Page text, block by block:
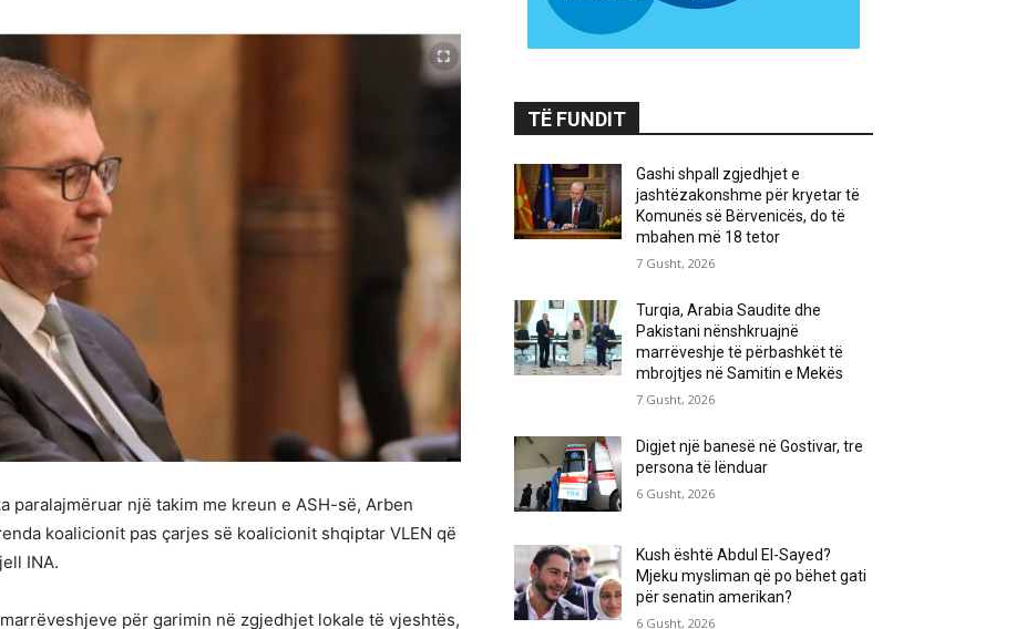
paralajmëruar një takim me kreun e ASH-së, Arben
koalicionit pas çarjes së koalicionit shqiptar VLEN që
INA.
për garimin në zgjedhjet lokale të vjeshtës,
TË FUNDIT
Gashi shpall zgjedhjet e
jashtëzakonshme për kryetar të
Komunës së Bërvenicës, do të
mbahen më 18 tetor
7 Gusht, 2026
Turqia, Arabia Saudite dhe
Pakistani nënshkruajnë
marrëveshje të përbashkët të
mbrojtjes në Samitin e Mekës
7 Gusht, 2026
Digjet një banesë në Gostivar, tre
persona të lënduar
6 Gusht, 2026
Kush është Abdul El-Sayed?
Mjeku mysliman që po bëhet gati
për senatin amerikan?
6 Gusht, 2026